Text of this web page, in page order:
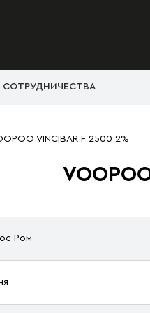
СОТРУДНИЧЕСТВА
VINCIBAR F 2500 2%
Ром